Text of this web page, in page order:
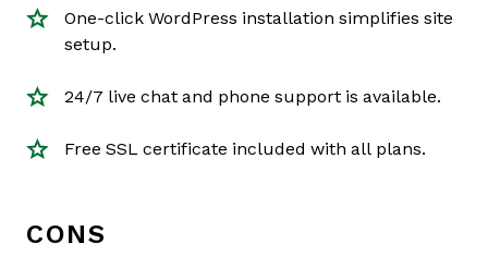
One-click WordPress installation simplifies site
setup.
24/7 live chat and phone support is available.
Free SSL certificate included with all plans.
CONS